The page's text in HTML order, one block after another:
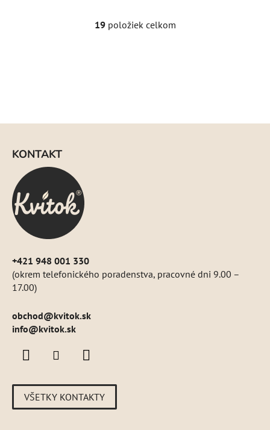
O
i
s
u
19položiek celkom
KONTAKT
+421 948 001 330
(okrem telefonického poradenstva, pracovné dni 9.00 –
17.00)
obchod@kvitok.sk
info@kvitok.sk
VŠETKY KONTAKTY